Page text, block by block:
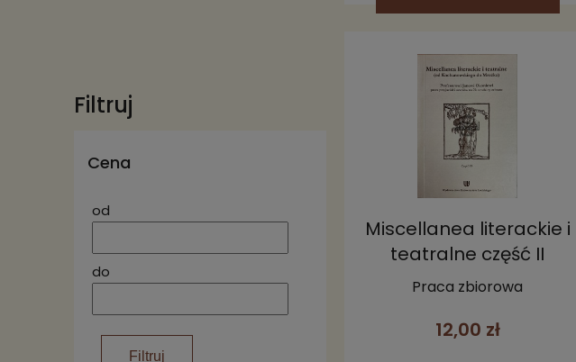
Filtruj
Cena
od
do
Filtruj
Miscellanea literackie i
teatralne część II
Praca zbiorowa
12,00 zł